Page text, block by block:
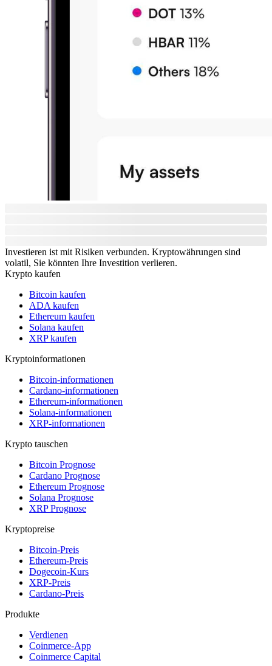
Investieren ist mit Risiken verbunden. Kryptowährungen sind
volatil, Sie könnten Ihre Investition verlieren.
Krypto kaufen
Bitcoin kaufen
ADA kaufen
Ethereum kaufen
Solana kaufen
XRP kaufen
Kryptoinformationen
Bitcoin-informationen
Cardano-informationen
Ethereum-informationen
Solana-informationen
XRP-informationen
Krypto tauschen
Bitcoin Prognose
Cardano Prognose
Ethereum Prognose
Solana Prognose
XRP Prognose
Kryptopreise
Bitcoin-Preis
Ethereum-Preis
Dogecoin-Kurs
XRP-Preis
Cardano-Preis
Produkte
Verdienen
Coinmerce-App
Coinmerce Capital